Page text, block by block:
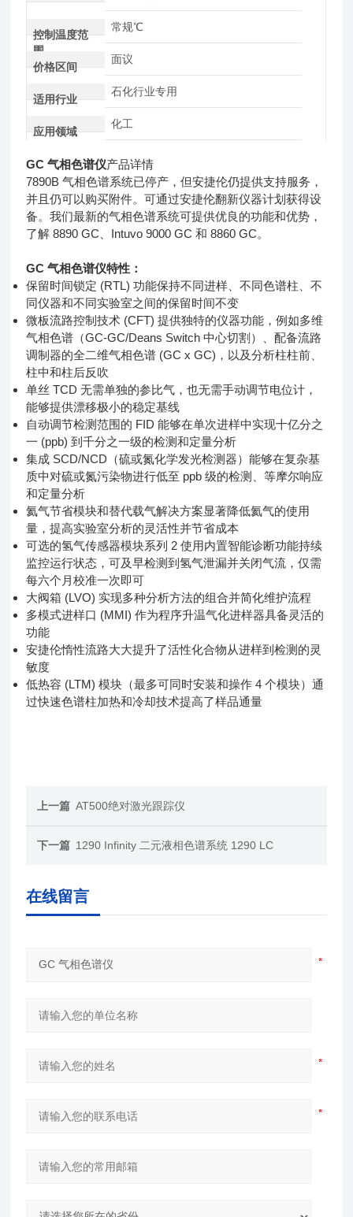
控制温度范
围
常规℃
价格区间
面议
适用行业
石化行业专用
应用领域
化工
GC 气相色谱仪产品详情
7890B 气相色谱系统已停产，但安捷伦仍提供支持服务，
并且仍可以购买附件。可通过安捷伦翻新仪器计划获得设
备。我们最新的气相色谱系统可提供优良的功能和优势，
了解 8890 GC、Intuvo 9000 GC 和 8860 GC。
GC 气相色谱仪特性：
保留时间锁定 (RTL) 功能保持不同进样、不同色谱柱、不
同仪器和不同实验室之间的保留时间不变
微板流路控制技术 (CFT) 提供独特的仪器功能，例如多维
气相色谱（GC-GC/Deans Switch 中心切割）、配备流路
调制器的全二维气相色谱 (GC x GC)，以及分析柱柱前、
柱中和柱后反吹
单丝 TCD 无需单独的参比气，也无需手动调节电位计，
能够提供漂移极小的稳定基线
自动调节检测范围的 FID 能够在单次进样中实现十亿分之
一 (ppb) 到千分之一级的检测和定量分析
集成 SCD/NCD（硫或氮化学发光检测器）能够在复杂基
质中对硫或氮污染物进行低至 ppb 级的检测、等摩尔响应
和定量分析
氦气节省模块和替代载气解决方案显著降低氦气的使用
量，提高实验室分析的灵活性并节省成本
可选的氢气传感器模块系列 2 使用内置智能诊断功能持续
监控运行状态，可及早检测到氢气泄漏并关闭气流，仅需
每六个月校准一次即可
大阀箱 (LVO) 实现多种分析方法的组合并简化维护流程
多模式进样口 (MMI) 作为程序升温气化进样器具备灵活的
功能
安捷伦惰性流路大大提升了活性化合物从进样到检测的灵
敏度
低热容 (LTM) 模块（最多可同时安装和操作 4 个模块）通
过快速色谱柱加热和冷却技术提高了样品通量
上一篇 AT500绝对激光跟踪仪
下一篇 1290 Infinity 二元液相色谱系统 1290 LC
在线留言